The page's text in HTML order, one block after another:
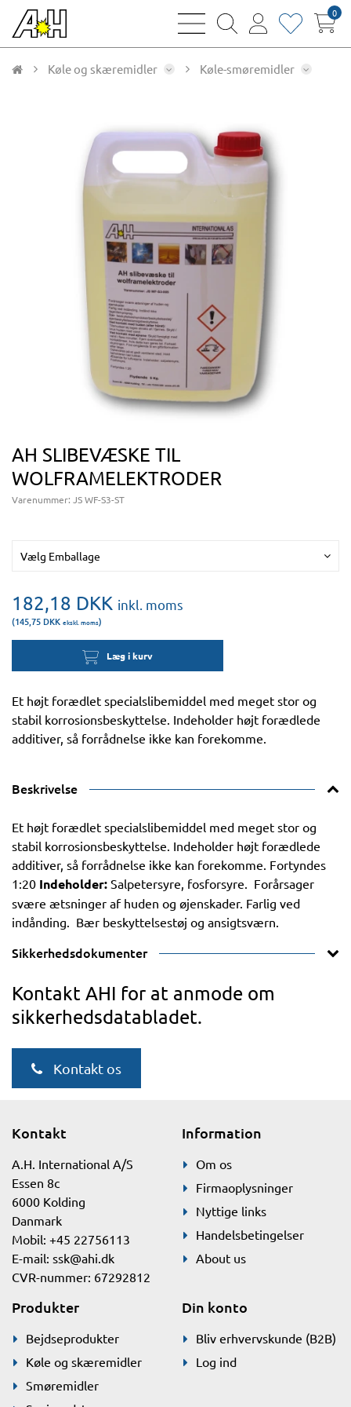
bars
magnifying
user
heart0
Køle og skæremidler Køle-smøremidler
AH SLIBEVÆSKE TIL
WOLFRAMELEKTRODER
Varenummer: JS WF-S3-ST
Vælg Emballage
182,18 DKK inkl. moms
(145,75 DKK ekskl. moms)
Læg i kurv
Et højt forædlet specialslibemiddel med meget stor og
stabil korrosionsbeskyttelse. Indeholder højt forædlede
additiver, så forrådnelse ikke kan forekomme.
Beskrivelse
Et højt forædlet specialslibemiddel med meget stor og
stabil korrosionsbeskyttelse. Indeholder højt forædlede
additiver, så forrådnelse ikke kan forekomme. Fortyndes
1:20 Indeholder: Salpetersyre, fosforsyre. Forårsager
svære ætsninger af huden og øjenskader. Farlig ved
indånding. Bær beskyttelsestøj og ansigtsværn.
Sikkerhedsdokumenter
Kontakt AHI for at anmode om
sikkerhedsdatabladet.
Kontakt os
Kontakt
A.H. International A/S
Essen 8c
6000 Kolding
Danmark
Mobil: +45 22756113
E-mail: ssk@ahi.dk
CVR-nummer: 67292812
Information
Om os
Firmaoplysninger
Nyttige links
Handelsbetingelser
About us
Produkter
Bejdseprodukter
Køle og skæremidler
Smøremidler
Din konto
Bliv erhvervskunde (B2B)
Log ind